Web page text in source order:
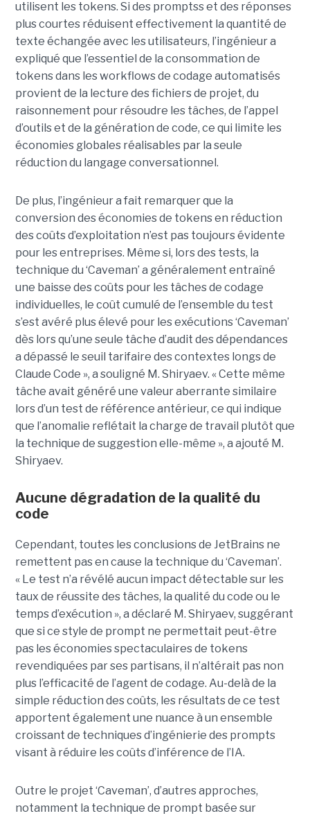
utilisent les tokens. Si des promptss et des réponses
plus courtes réduisent effectivement la quantité de
texte échangée avec les utilisateurs, l’ingénieur a
expliqué que l’essentiel de la consommation de
tokens dans les workflows de codage automatisés
provient de la lecture des fichiers de projet, du
raisonnement pour résoudre les tâches, de l’appel
d’outils et de la génération de code, ce qui limite les
économies globales réalisables par la seule
réduction du langage conversationnel.
De plus, l’ingénieur a fait remarquer que la
conversion des économies de tokens en réduction
des coûts d’exploitation n’est pas toujours évidente
pour les entreprises. Même si, lors des tests, la
technique du ‘Caveman’ a généralement entraîné
une baisse des coûts pour les tâches de codage
individuelles, le coût cumulé de l’ensemble du test
s’est avéré plus élevé pour les exécutions ‘Caveman’
dès lors qu’une seule tâche d’audit des dépendances
a dépassé le seuil tarifaire des contextes longs de
Claude Code », a souligné M. Shiryaev. « Cette même
tâche avait généré une valeur aberrante similaire
lors d’un test de référence antérieur, ce qui indique
que l’anomalie reflétait la charge de travail plutôt que
la technique de suggestion elle-même », a ajouté M.
Shiryaev.
Aucune dégradation de la qualité du
code
Cependant, toutes les conclusions de JetBrains ne
remettent pas en cause la technique du ‘Caveman’.
« Le test n’a révélé aucun impact détectable sur les
taux de réussite des tâches, la qualité du code ou le
temps d’exécution », a déclaré M. Shiryaev, suggérant
que si ce style de prompt ne permettait peut-être
pas les économies spectaculaires de tokens
revendiquées par ses partisans, il n’altérait pas non
plus l’efficacité de l’agent de codage. Au-delà de la
simple réduction des coûts, les résultats de ce test
apportent également une nuance à un ensemble
croissant de techniques d’ingénierie des prompts
visant à réduire les coûts d’inférence de l’IA.
Outre le projet ‘Caveman’, d’autres approches,
notamment la technique de prompt basée sur